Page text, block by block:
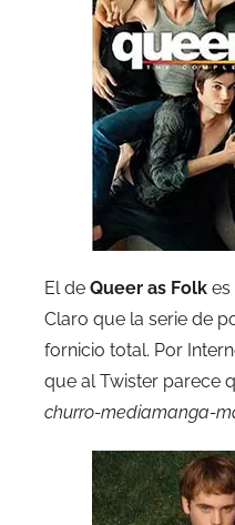
El de Queer as Folk es
Claro que la serie de
fornicio total. Por
que al Twister parece
churro-mediamanga-